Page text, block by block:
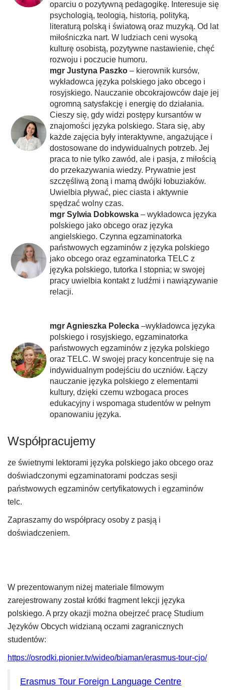
oparciu o pozytywną pedagogikę. Interesuje się
psychologią, teologią, historią, polityką,
literaturą polską i światową oraz muzyką. Od lat
miłośniczka nart. W ludziach ceni wysoką
kulturę osobistą, pozytywne nastawienie, chęć
rozwoju i poczucie humoru.
mgr Justyna Paszko – kierownik kursów,
wykładowca języka polskiego jako obcego i
rosyjskiego. Nauczanie obcokrajowców daje jej
ogromną satysfakcję i energię do działania.
Cieszy się, gdy widzi postępy kursantów w
znajomości języka polskiego. Stara się, aby
każde zajęcia były interaktywne, angażujące i
dostosowane do indywidualnych potrzeb. Jej
praca to nie tylko zawód, ale i pasja, z miłością
do przekazywania wiedzy. Prywatnie jest
szczęśliwą żoną i mamą dwójki łobuziaków.
Uwielbia pływać, piec ciasta i aktywnie
spędzać wolny czas.
mgr Sylwia Dobkowska – wykładowca języka
polskiego jako obcego oraz języka
angielskiego. Czynna egzaminatorka
państwowych egzaminów z języka polskiego
jako obcego oraz egzaminatorka TELC z
języka polskiego, tutorka I stopnia; w swojej
pracy uwielbia kontakt z ludźmi i nawiązywanie
relacji.
mgr Agnieszka Polecka –wykładowca języka
polskiego i rosyjskiego, egzaminatorka
państwowych egzaminów z języka polskiego
oraz TELC. W swojej pracy koncentruje się na
indywidualnym podejściu do uczniów. Łączy
nauczanie języka polskiego z elementami
kultury, dzięki czemu wzbogaca proces
edukacyjny i wspomaga studentów w pełnym
opanowaniu języka.
Współpracujemy
ze świetnymi lektorami języka polskiego jako obcego oraz
doświadczonymi egzaminatorami podczas sesji
państwowych egzaminów certyfikatowych i egzaminów
telc.
Zapraszamy do współpracy osoby z pasją i
doświadczeniem.
W prezentowanym niżej materiale filmowym
zarejestrowany został krótki fragment lekcji języka
polskiego. A przy okazji można obejrzeć pracę Studium
Języków Obcych widzianą oczami zagranicznych
studentów:
https://osrodki.pionier.tv/wideo/biaman/erasmus-tour-cjo/
Erasmus Tour Foreign Language Centre